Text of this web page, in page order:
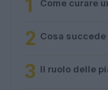
1 Come curare
2 Cosa
3 Il ruolo delle